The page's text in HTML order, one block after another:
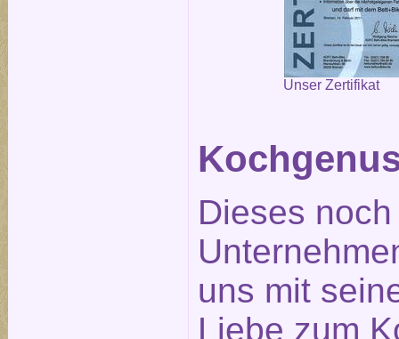
Unser Zertifikat
Dieses
uns mit
Liebe zum